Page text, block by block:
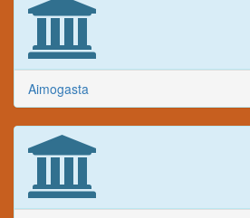
Aimogasta